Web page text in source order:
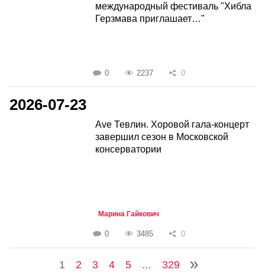
международный фестиваль "Хибла
Герзмава приглашает…"
0 2237 0
2026-07-23
Ave Тевлин. Хоровой гала-концерт
завершил сезон в Московской
консерватории
Марина Гайкович
0 3485 0
1 2 3 4 5 ... 329